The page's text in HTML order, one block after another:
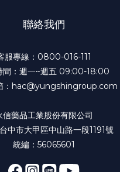
聯絡我們
服專線：0800-016-111
間：週一~週五 09:00-18:00
：hac@yungshingroup.com
信藥品工業股份有限公司
中市大甲區中山路一段1191號
統編：56065601